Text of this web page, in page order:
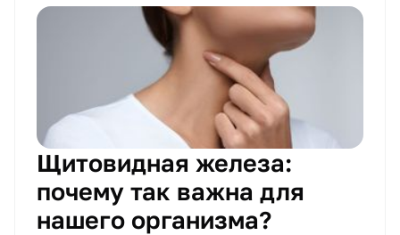
Щитовидная железа:
почему так важна для
нашего организма?